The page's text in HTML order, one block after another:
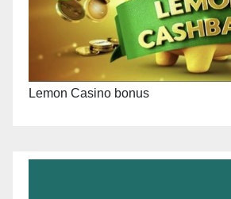
Lemon Casino bonus